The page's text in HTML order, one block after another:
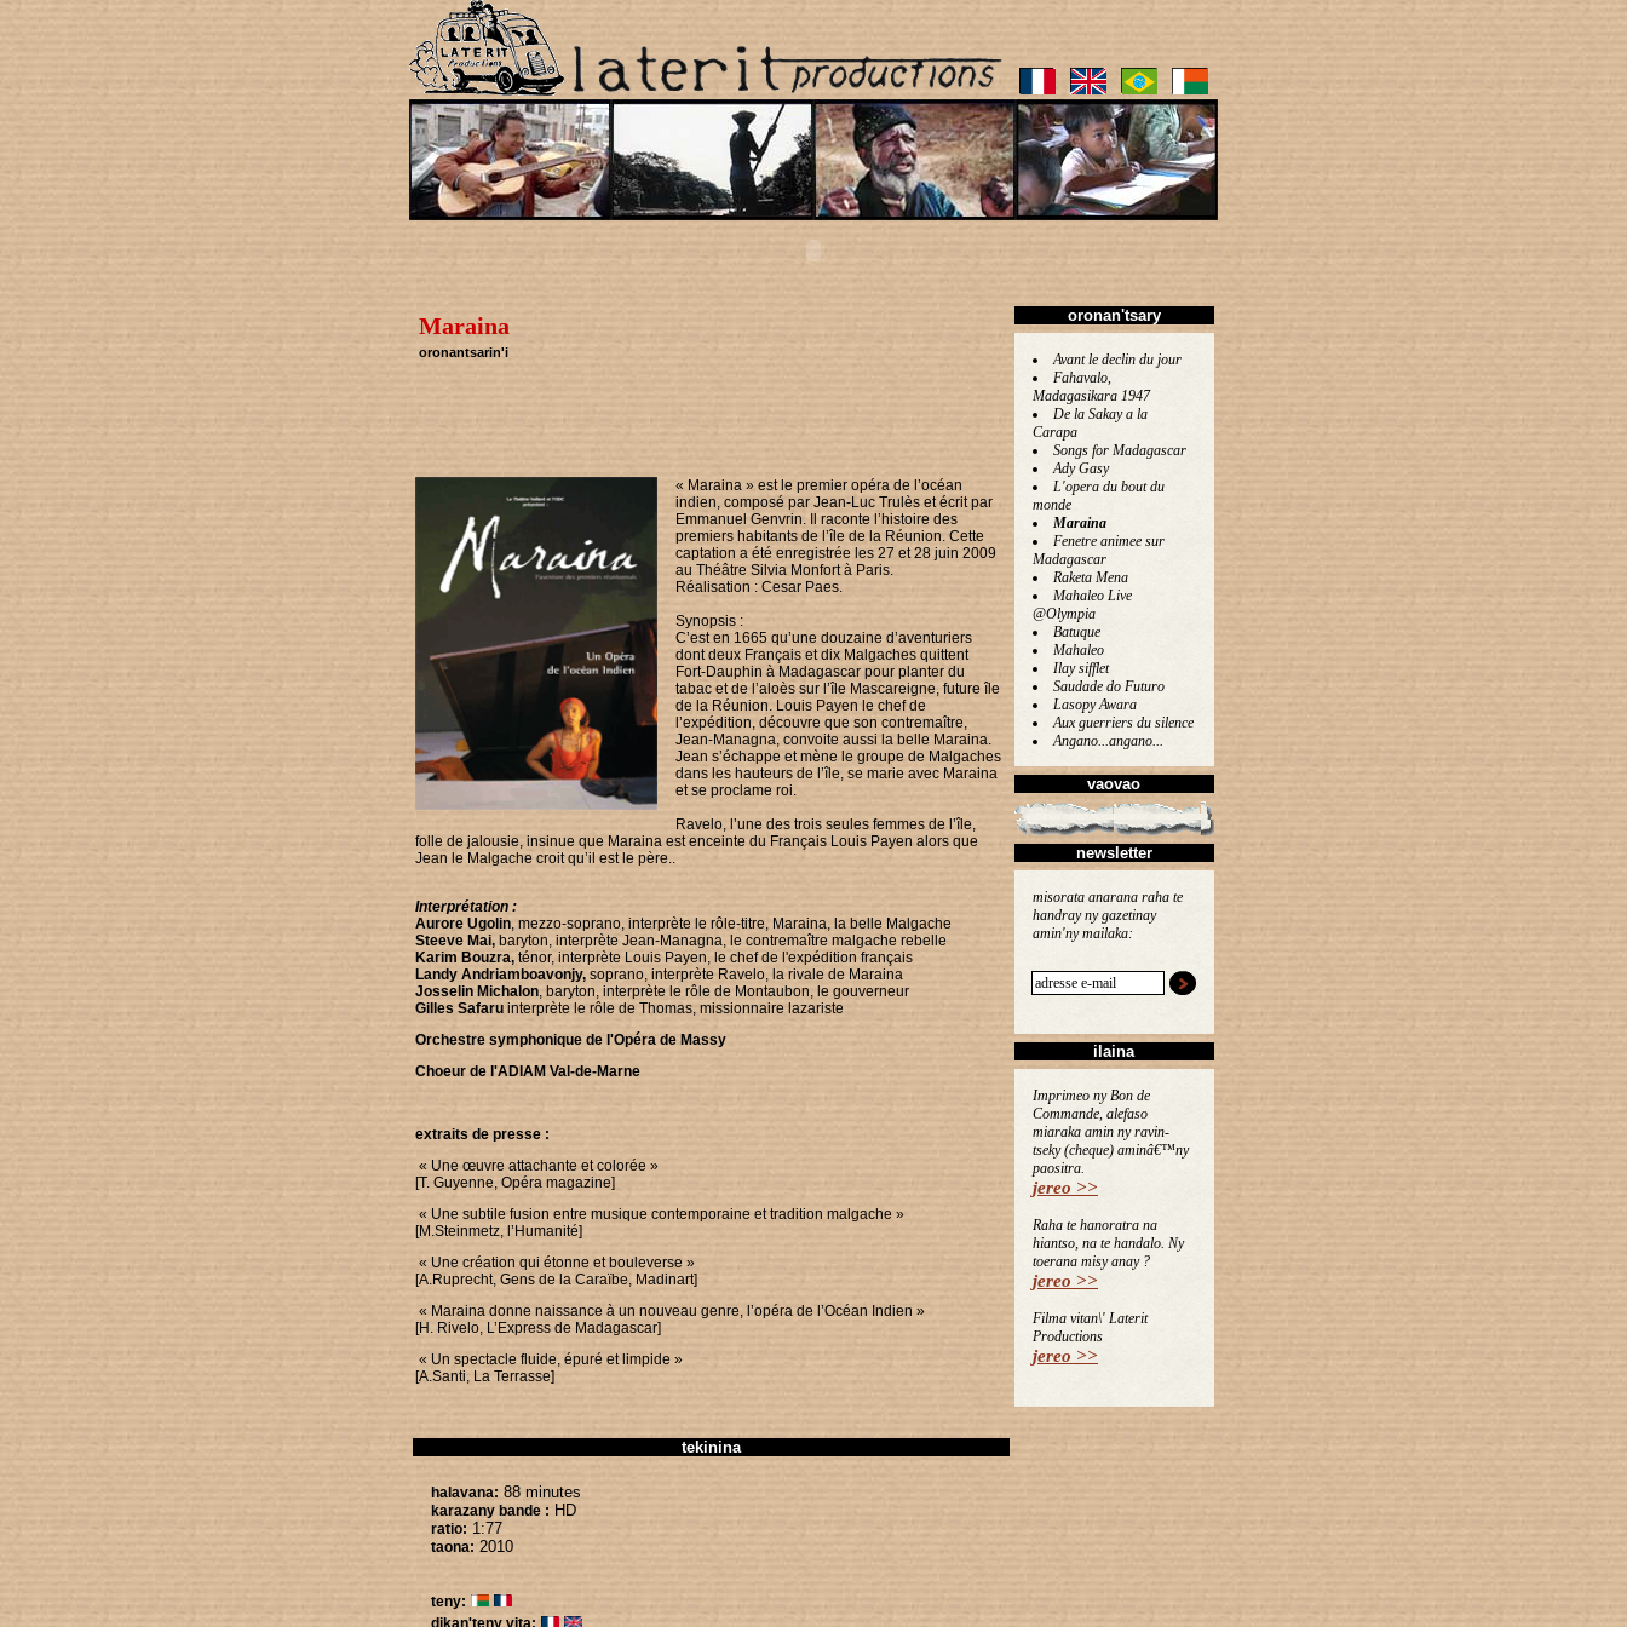
Maraina
oronantsarin'i
« Maraina » est le premier opéra de l’océan
indien, composé par Jean-Luc Trulès et écrit par
Emmanuel Genvrin. Il raconte l’histoire des
premiers habitants de l’île de la Réunion. Cette
captation a été enregistrée les 27 et 28 juin 2009
au Théâtre Silvia Monfort à Paris.
Réalisation : Cesar Paes.
Synopsis :
C’est en 1665 qu’une douzaine d’aventuriers
dont deux Français et dix Malgaches quittent
Fort-Dauphin à Madagascar pour planter du
tabac et de l’aloès sur l’île Mascareigne, future île
de la Réunion. Louis Payen le chef de
l’expédition, découvre que son contremaître,
Jean-Managna, convoite aussi la belle Maraina.
Jean s’échappe et mène le groupe de Malgaches
dans les hauteurs de l’île, se marie avec Maraina
et se proclame roi.
Ravelo, l’une des trois seules femmes de l’île,
folle de jalousie, insinue que Maraina est enceinte du Français Louis Payen alors que
Jean le Malgache croit qu’il est le père..
Interprétation :
Aurore Ugolin, mezzo-soprano, interprète le rôle-titre, Maraina, la belle Malgache
Steeve Mai, baryton, interprète Jean-Managna, le contremaître malgache rebelle
Karim Bouzra, ténor, interprète Louis Payen, le chef de l'expédition français
Landy Andriamboavonjy, soprano, interprète Ravelo, la rivale de Maraina
Josselin Michalon, baryton, interprète le rôle de Montaubon, le gouverneur
Gilles Safaru interprète le rôle de Thomas, missionnaire lazariste
Orchestre symphonique de l'Opéra de Massy
Choeur de l'ADIAM Val-de-Marne
extraits de presse :
« Une œuvre attachante et colorée »
[T. Guyenne, Opéra magazine]
« Une subtile fusion entre musique contemporaine et tradition malgache »
[M.Steinmetz, l’Humanité]
« Une création qui étonne et bouleverse »
[A.Ruprecht, Gens de la Caraïbe, Madinart]
« Maraina donne naissance à un nouveau genre, l’opéra de l’Océan Indien »
[H. Rivelo, L’Express de Madagascar]
« Un spectacle fluide, épuré et limpide »
[A.Santi, La Terrasse]
tekinina
halavana: 88 minutes
karazany bande : HD
ratio: 1:77
taona: 2010
teny:
dikan'teny vita:
oronan'tsary
Avant le declin du jour
Fahavalo,
Madagasikara 1947
De la Sakay a la
Carapa
Songs for Madagascar
Ady Gasy
L'opera du bout du
monde
Maraina
Fenetre animee sur
Madagascar
Raketa Mena
Mahaleo Live
@Olympia
Batuque
Mahaleo
Ilay sifflet
Saudade do Futuro
Lasopy Awara
Aux guerriers du silence
Angano...angano...
vaovao
newsletter
misorata anarana raha te
handray ny gazetinay
amin'ny mailaka:
ilaina
Imprimeo ny Bon de
Commande, alefaso
miaraka amin ny ravin-
tseky (cheque) aminâ€™ny
paositra.
jereo >>
Raha te hanoratra na
hiantso, na te handalo. Ny
toerana misy anay ?
jereo >>
Filma vitan\' Laterit
Productions
jereo >>